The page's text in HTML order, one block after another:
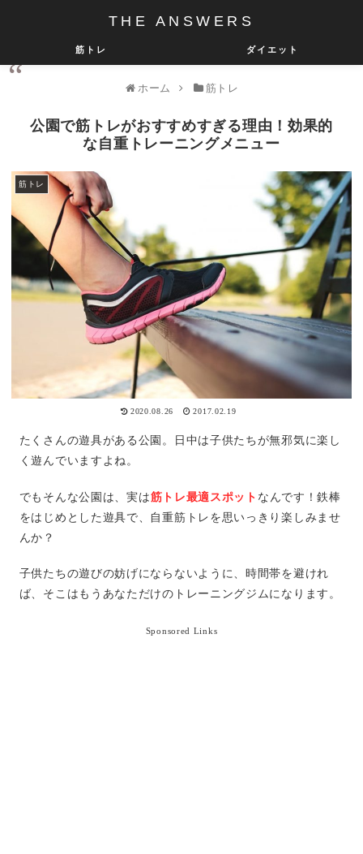
THE ANSWERS
筋トレ ダイエット
ホーム 筋トレ
公園で筋トレがおすすめすぎる理由！効果的
な自重トレーニングメニュー
筋トレ
2020.08.26 2017.02.19
たくさんの遊具がある公園。日中は子供たちが無邪気に楽し
く遊んでいますよね。
でもそんな公園は、実は筋トレ最適スポット なんです！鉄棒
をはじめとした遊具で、自重筋トレを思いっきり楽しみませ
んか？
子供たちの遊びの妨げにならないように、時間帯を避けれ
ば、そこはもうあなただけのトレーニングジムになります。
Sponsored Links